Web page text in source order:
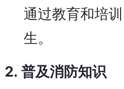
通过教育和培
生。
2. 普及消防知识